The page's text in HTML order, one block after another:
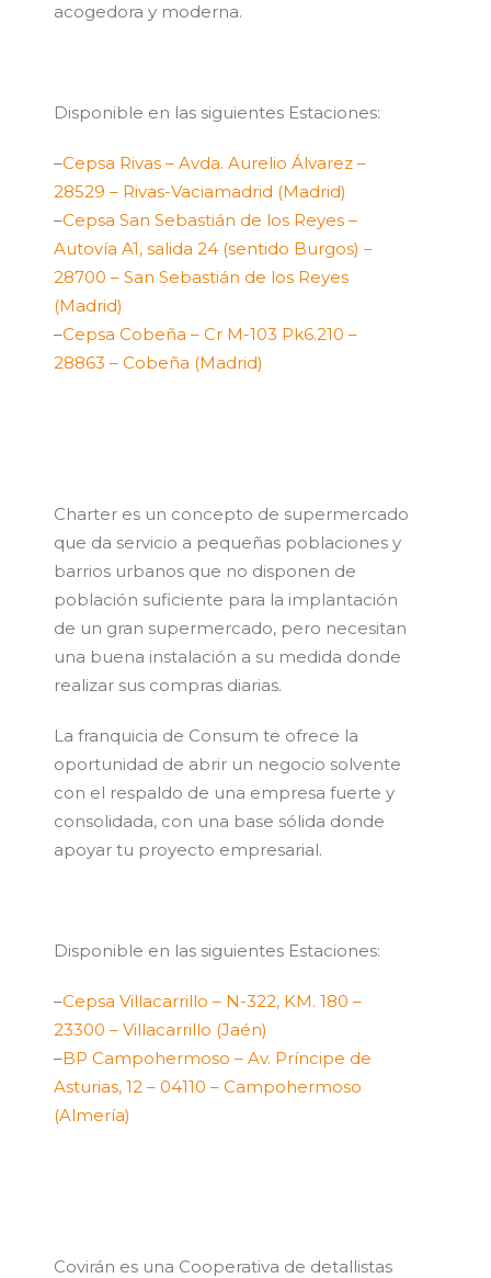
acogedora y moderna.
Disponible en las siguientes Estaciones:
–Cepsa Rivas – Avda. Aurelio Álvarez –
28529 – Rivas-Vaciamadrid (Madrid)
–Cepsa San Sebastián de los Reyes –
Autovía A1, salida 24 (sentido Burgos) –
28700 – San Sebastián de los Reyes
(Madrid)
–Cepsa Cobeña – Cr M-103 Pk6.210 –
28863 – Cobeña (Madrid)
Charter es un concepto de supermercado
que da servicio a pequeñas poblaciones y
barrios urbanos que no disponen de
población suficiente para la implantación
de un gran supermercado, pero necesitan
una buena instalación a su medida donde
realizar sus compras diarias.
La franquicia de Consum te ofrece la
oportunidad de abrir un negocio solvente
con el respaldo de una empresa fuerte y
consolidada, con una base sólida donde
apoyar tu proyecto empresarial.
Disponible en las siguientes Estaciones:
–Cepsa Villacarrillo – N-322, KM. 180 –
23300 – Villacarrillo (Jaén)
–BP Campohermoso – Av. Príncipe de
Asturias, 12 – 04110 – Campohermoso
(Almería)
Covirán es una Cooperativa de detallistas